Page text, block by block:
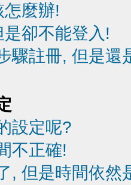
麼辦!
卻不能登入!
驟註冊, 但是還
設定呢?
不正確!
, 但是時間依然